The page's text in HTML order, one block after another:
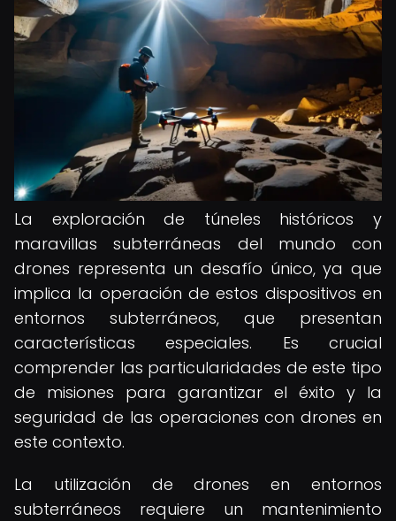
La exploración de túneles históricos y
maravillas subterráneas del mundo con
drones representa un desafío único, ya que
implica la operación de estos dispositivos en
entornos subterráneos, que presentan
características especiales. Es crucial
comprender las particularidades de este tipo
de misiones para garantizar el éxito y la
seguridad de las operaciones con drones en
este contexto.
La utilización de drones en entornos
subterráneos requiere un mantenimiento